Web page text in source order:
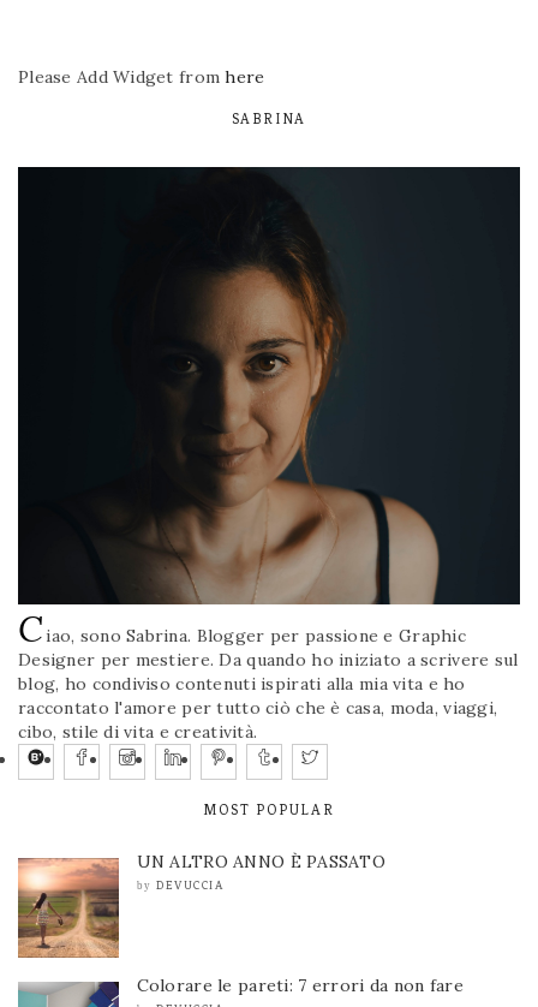
Please Add Widget fromhere
SABRINA
Ciao, sono Sabrina. Blogger per passione e Graphic
Designer per mestiere. Da quando ho iniziato a scrivere sul
blog, ho condiviso contenuti ispirati alla mia vita e ho
raccontato l'amore per tutto ciò che è casa, moda, viaggi,
cibo, stile di vita e creatività.
MOST POPULAR
UN ALTRO ANNO È PASSATO
by DEVUCCIA
Colorare le pareti: 7 errori da non fare